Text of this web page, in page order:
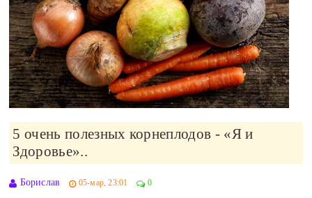
5 очень полезных корнеплодов - «Я и
Здоровье»..
Борислав 05-мар, 23:01 0